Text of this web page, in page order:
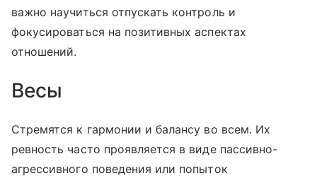
важно научиться отпускать контроль и
фокусироваться на позитивных аспектах
отношений.
Весы
Стремятся к гармонии и балансу во всем. Их
ревность часто проявляется в виде пассивно-
агрессивного поведения или попыток